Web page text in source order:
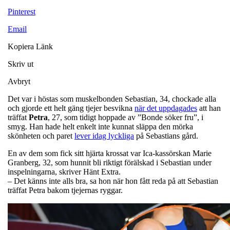
Pinterest
Email
Kopiera Länk
Skriv ut
Avbryt
Det var i höstas som muskelbonden Sebastian, 34, chockade alla
och gjorde ett helt gäng tjejer besvikna när det uppdagades att han
träffat Petra, 27, som tidigt hoppade av ”Bonde söker fru”, i
smyg. Han hade helt enkelt inte kunnat släppa den mörka
skönheten och paret lever idag lyckliga på Sebastians gård.
En av dem som fick sitt hjärta krossat var Ica-kassörskan Marie
Granberg, 32, som hunnit bli riktigt förälskad i Sebastian under
inspelningarna, skriver Hänt Extra.
– Det känns inte alls bra, sa hon när hon fått reda på att Sebastian
träffat Petra bakom tjejernas ryggar.